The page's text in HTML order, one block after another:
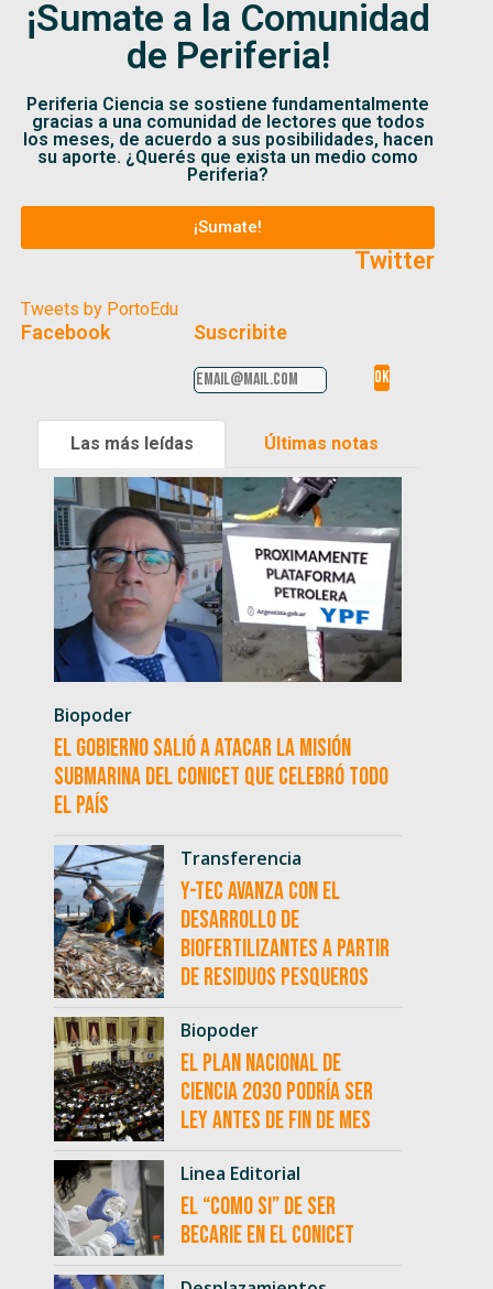
¡Sumate a la Comunidad
de Periferia!
Periferia Ciencia se sostiene fundamentalmente
gracias a una comunidad de lectores que todos
los meses, de acuerdo a sus posibilidades, hacen
su aporte. ¿Querés que exista un medio como
Periferia?
¡Sumate!
Twitter
Tweets by PortoEdu
Facebook Suscribite
Las más leídas Últimas notas
Biopoder
El Gobierno salió a atacar la misión
submarina del CONICET que celebró todo
el país
Transferencia
Y-TEC avanza con el
desarrollo de
biofertilizantes a partir
de residuos pesqueros
Biopoder
El Plan Nacional de
Ciencia 2030 podría ser
ley antes de fin de mes
Linea Editorial
El “como si” de ser
becarie en el CONICET